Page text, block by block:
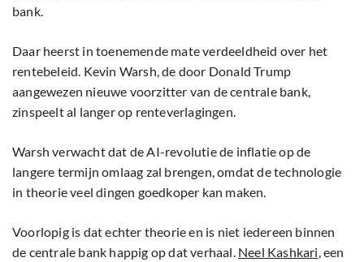
bank.
Daar heerst in toenemende mate verdeeldheid over het
rentebeleid. Kevin Warsh, de door Donald Trump
aangewezen nieuwe voorzitter van de centrale bank,
zinspeelt al langer op renteverlagingen.
Warsh verwacht dat de AI-revolutie de inflatie op de
langere termijn omlaag zal brengen, omdat de technologie
in theorie veel dingen goedkoper kan maken.
Voorlopig is dat echter theorie en is niet iedereen binnen
de centrale bank happig op dat verhaal. Neel Kashkari, een